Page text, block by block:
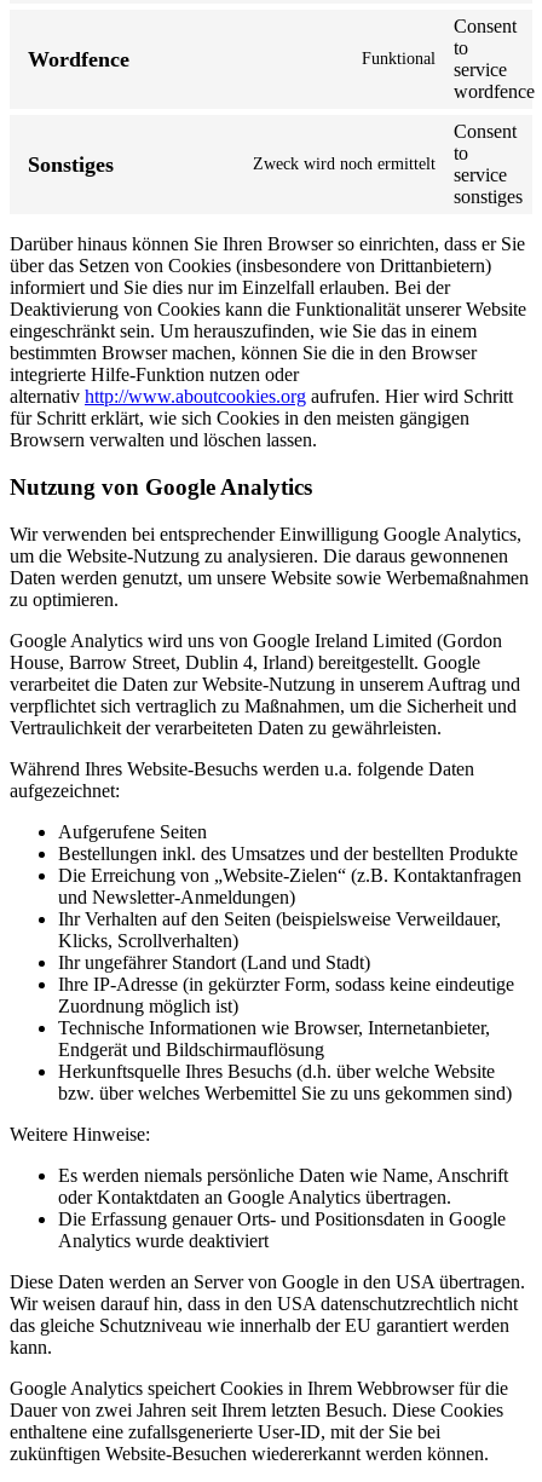
Wordfence Funktional
Consent
to
service
wordfence
Sonstiges Zweck wird noch ermittelt
Consent
to
service
sonstiges
Darüber hinaus können Sie Ihren Browser so einrichten, dass er Sie
über das Setzen von Cookies (insbesondere von Drittanbietern)
informiert und Sie dies nur im Einzelfall erlauben. Bei der
Deaktivierung von Cookies kann die Funktionalität unserer Website
eingeschränkt sein. Um herauszufinden, wie Sie das in einem
bestimmten Browser machen, können Sie die in den Browser
integrierte Hilfe-Funktion nutzen oder
alternativ http://www.aboutcookies.org aufrufen. Hier wird Schritt
für Schritt erklärt, wie sich Cookies in den meisten gängigen
Browsern verwalten und löschen lassen.
Nutzung von Google Analytics
Wir verwenden bei entsprechender Einwilligung Google Analytics,
um die Website-Nutzung zu analysieren. Die daraus gewonnenen
Daten werden genutzt, um unsere Website sowie Werbemaßnahmen
zu optimieren.
Google Analytics wird uns von Google Ireland Limited (Gordon
House, Barrow Street, Dublin 4, Irland) bereitgestellt. Google
verarbeitet die Daten zur Website-Nutzung in unserem Auftrag und
verpflichtet sich vertraglich zu Maßnahmen, um die Sicherheit und
Vertraulichkeit der verarbeiteten Daten zu gewährleisten.
Während Ihres Website-Besuchs werden u.a. folgende Daten
aufgezeichnet:
Aufgerufene Seiten
Bestellungen inkl. des Umsatzes und der bestellten Produkte
Die Erreichung von „Website-Zielen“ (z.B. Kontaktanfragen
und Newsletter-Anmeldungen)
Ihr Verhalten auf den Seiten (beispielsweise Verweildauer,
Klicks, Scrollverhalten)
Ihr ungefährer Standort (Land und Stadt)
Ihre IP-Adresse (in gekürzter Form, sodass keine eindeutige
Zuordnung möglich ist)
Technische Informationen wie Browser, Internetanbieter,
Endgerät und Bildschirmauflösung
Herkunftsquelle Ihres Besuchs (d.h. über welche Website
bzw. über welches Werbemittel Sie zu uns gekommen sind)
Weitere Hinweise:
Es werden niemals persönliche Daten wie Name, Anschrift
oder Kontaktdaten an Google Analytics übertragen.
Die Erfassung genauer Orts- und Positionsdaten in Google
Analytics wurde deaktiviert
Diese Daten werden an Server von Google in den USA übertragen.
Wir weisen darauf hin, dass in den USA datenschutzrechtlich nicht
das gleiche Schutzniveau wie innerhalb der EU garantiert werden
kann.
Google Analytics speichert Cookies in Ihrem Webbrowser für die
Dauer von zwei Jahren seit Ihrem letzten Besuch. Diese Cookies
enthaltene eine zufallsgenerierte User-ID, mit der Sie bei
zukünftigen Website-Besuchen wiedererkannt werden können.